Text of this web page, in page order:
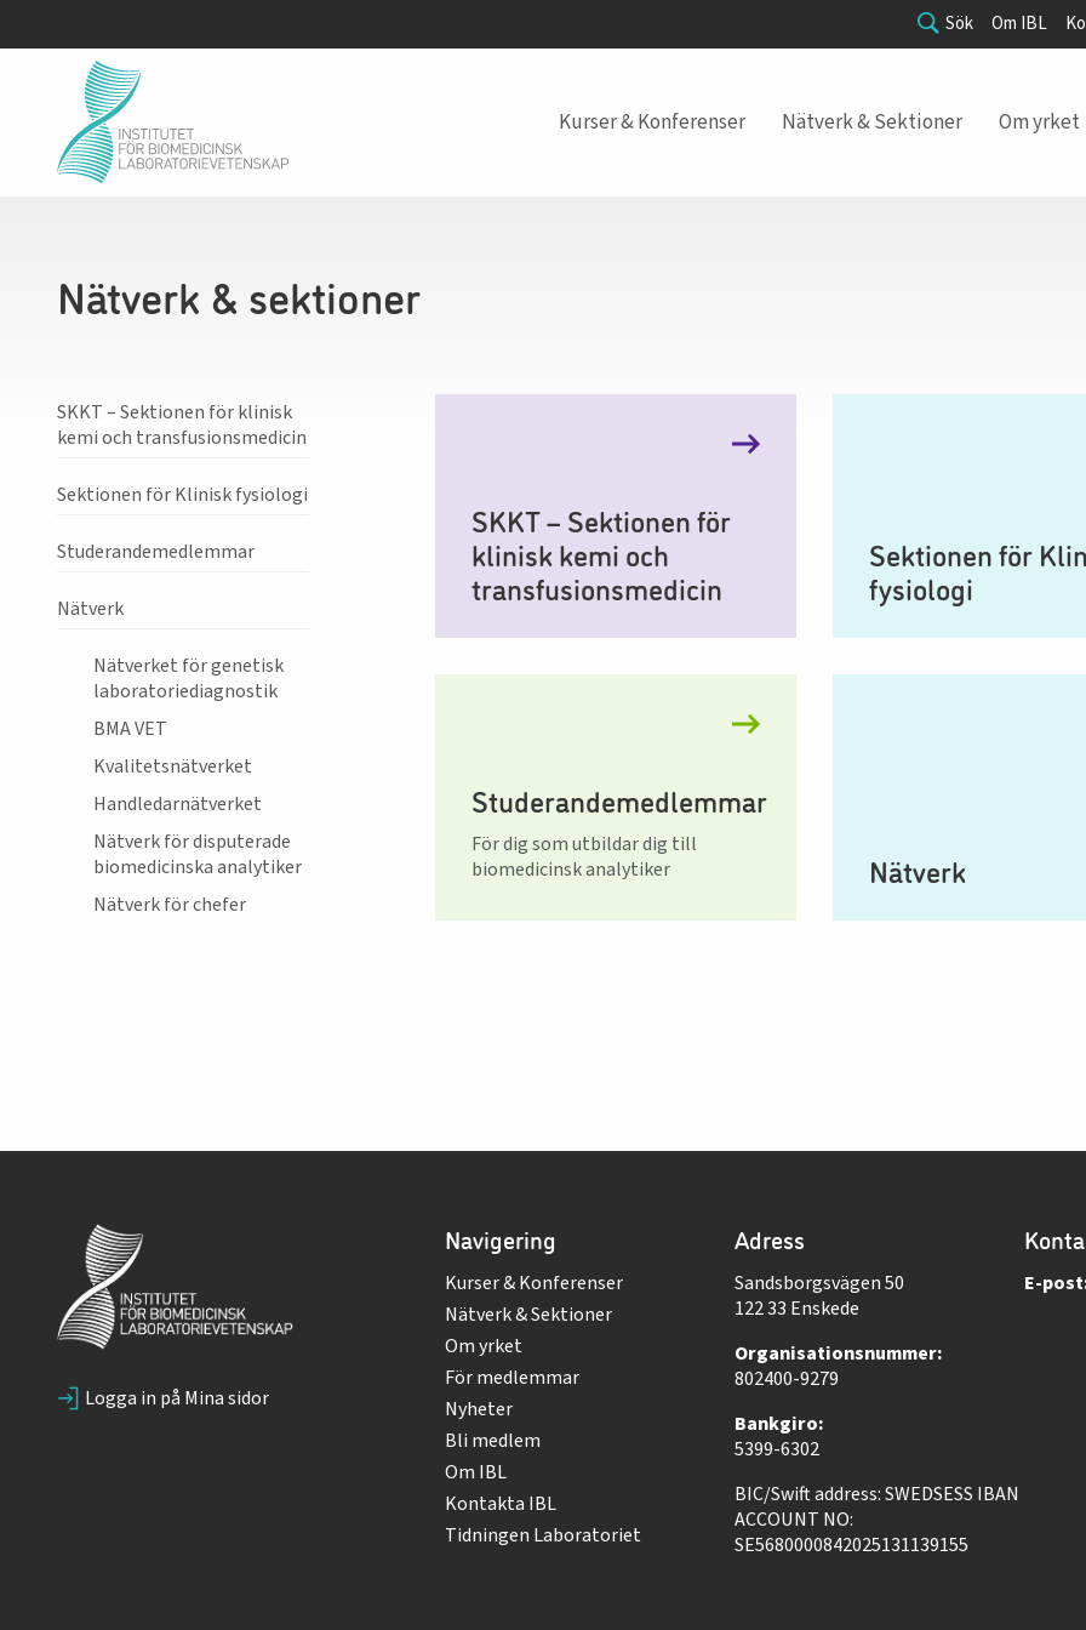
Sök Om IBL
Kurser & Konferenser Nätverk & Sektioner Om yrket
Nätverk & sektioner
SKKT – Sektionen för klinisk
kemi och transfusionsmedicin
Sektionen för Klinisk fysiologi
Studerandemedlemmar
Nätverk
Nätverket för genetisk
laboratoriediagnostik
BMA VET
Kvalitetsnätverket
Handledarnätverket
Nätverk för disputerade
biomedicinska analytiker
Nätverk för chefer
SKKT – Sektionen för
klinisk kemi och
transfusionsmedicin
Sektionen för
fysiologi
Studerandemedlemmar
För dig som utbildar dig till
biomedicinsk analytiker
Nätverk
Logga in på Mina sidor
Navigering
Kurser & Konferenser
Nätverk & Sektioner
Om yrket
För medlemmar
Nyheter
Bli medlem
Om IBL
Kontakta IBL
Tidningen Laboratoriet
Adress
Sandsborgsvägen 50
122 33 Enskede
Organisationsnummer:
802400-9279
Bankgiro:
5399-6302
BIC/Swift address: SWEDSESS IBAN
ACCOUNT NO:
SE5680000842025131139155
E-